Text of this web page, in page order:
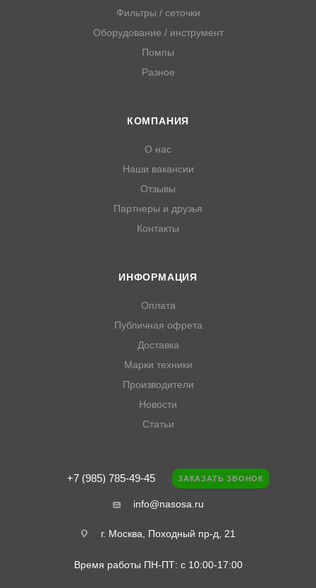
Фильтры / сеточки
Оборудование / инструмент
Помпы
Разное
КОМПАНИЯ
О нас
Наши вакансии
Отзывы
Партнеры и друзья
Контакты
ИНФОРМАЦИЯ
Оплата
Публичная офрета
Доставка
Марки техники
Производители
Новости
Статьи
+7 (985) 785-49-45 ЗАКАЗАТЬ ЗВОНОК
info@nasosa.ru
г. Москва, Походный пр-д, 21
Время работы ПН-ПТ: с 10:00-17:00